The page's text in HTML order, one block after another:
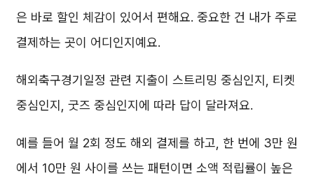
은 바로 할인 체감이 있어서 편해요. 중요한 건 내가 주로
결제하는 곳이 어디인지예요.
해외축구경기일정 관련 지출이 스트리밍 중심인지, 티켓
중심인지, 굿즈 중심인지에 따라 답이 달라져요.
예를 들어 월 2회 정도 해외 결제를 하고, 한 번에 3만 원
에서 10만 원 사이를 쓰는 패턴이면 소액 적립률이 높은